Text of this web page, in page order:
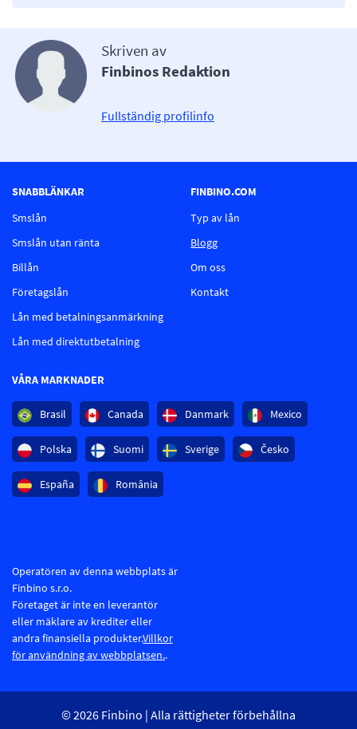
Skriven av
Finbinos Redaktion
Fullständig profilinfo
SNABBLÄNKAR
Smslån
Smslån utan ränta
Billån
Företagslån
Lån med betalningsanmärkning
Lån med direktutbetalning
FINBINO.COM
Typ av lån
Blogg
Om oss
Kontakt
VÅRA MARKNADER
Brasil Canada Danmark Mexico
Polska Suomi Sverige Česko
España România
Operatören av denna webbplats är
Finbino s.r.o.
Företaget är inte en leverantör
eller mäklare av krediter eller
andra finansiella produkter.Villkor
för användning av webbplatsen..
© 2026 Finbino | Alla rättigheter förbehållna